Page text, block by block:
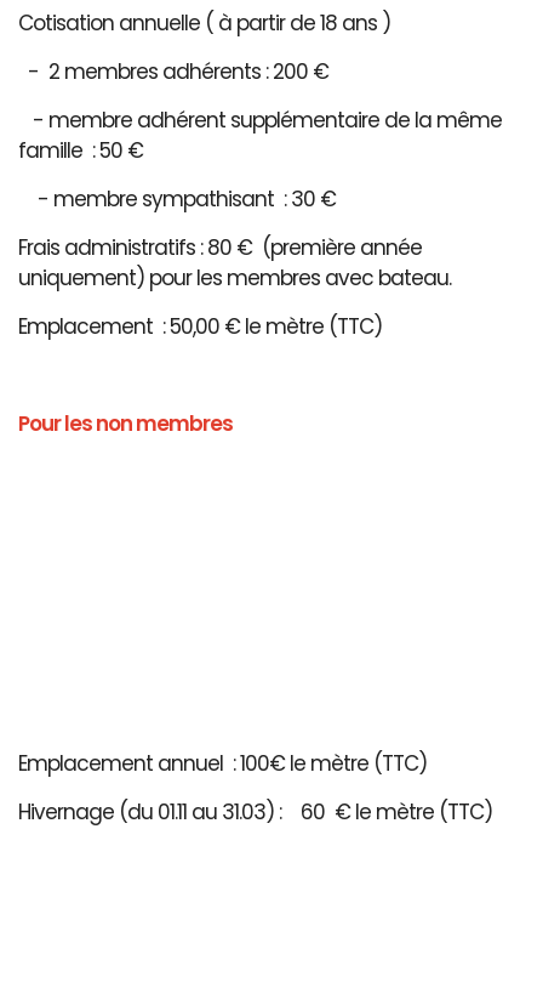
Cotisation annuelle ( à partir de 18 ans )
- 2 membres adhérents : 200 €
- membre adhérent supplémentaire de la même
famille : 50 €
- membre sympathisant : 30 €
Frais administratifs : 80 € (première année
uniquement) pour les membres avec bateau.
Emplacement : 50,00 € le mètre (TTC)
Pour les non membres
Emplacement annuel : 100€ le mètre (TTC)
Hivernage (du 01.11 au 31.03) : 60 € le mètre (TTC)